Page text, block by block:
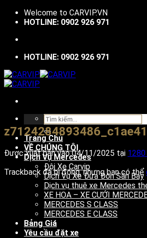
qua
dung
Welcome to CARVIP.VN
HOTLINE: 0902 926 971
HOTLINE: 0902 926 971
Tìm
kiếm:
Trang Chủ
VỀ CHÚNG TÔI
Dịch Vụ Mercedes
Đội Xe Carvip
Dịch Vụ Xe Đưa Đón Sân Bay
Dịch vụ thuê xe Mercedes
XE HOA – XE CƯỚI
MERCEDES S CLASS
MERCEDES E CLASS
Bảng Giá
Yêu cầu đặt xe
Được xuất bản vào04/11/2025 tại 1280
Trackback đã bị đóng, nhưng bạn có thể